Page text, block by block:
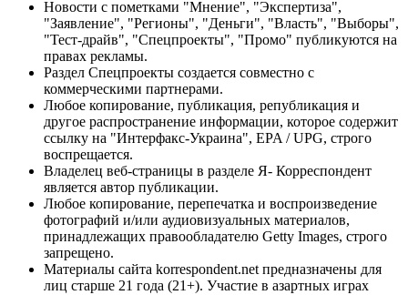
Новости с пометками "Мнение", "Экспертиза",
"Заявление", "Регионы", "Деньги", "Власть", "Выборы",
"Тест-драйв", "Спецпроекты", "Промо" публикуются на
правах рекламы.
Раздел Спецпроекты создается совместно с
коммерческими партнерами.
Любое копирование, публикация, републикация и
другое распространение информации, которое содержит
ссылку на "Интерфакс-Украина", EPA / UPG, строго
воспрещается.
Владелец веб-страницы в разделе Я- Корреспондент
является автор публикации.
Любое копирование, перепечатка и воспроизведение
фотографий и/или аудиовизуальных материалов,
принадлежащих правообладателю Getty Images, строго
запрещено.
Материалы сайта korrespondent.net предназначены для
лиц старше 21 года (21+). Участие в азартных играх